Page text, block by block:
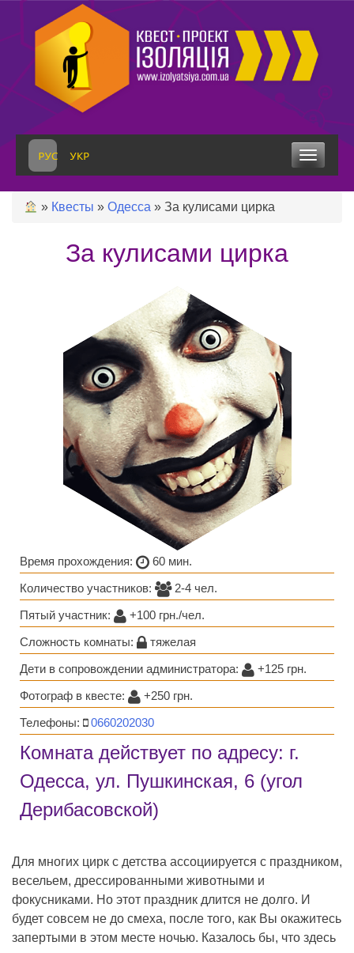
content
Toggle
navigation
» Квесты »Одесса »За кулисами цирка
За кулисами цирка
Время прохождения:
60 мин.
Количество участников:
2-4 чел.
Пятый участник:
+100 грн./чел.
Сложность комнаты:
тяжелая
Дети в сопровождении администратора:
+125 грн.
Фотограф в квесте:
+250 грн.
Телефоны:
0660202030
Комната действует по адресу: г.
Одесса, ул. Пушкинская, 6 (угол
Дерибасовской)
Для многих цирк с детства ассоциируется с праздником,
весельем, дрессированными животными и
фокусниками. Но этот праздник длится не долго. И
будет совсем не до смеха, после того, как Вы окажитесь
запертыми в этом месте ночью. Казалось бы, что здесь